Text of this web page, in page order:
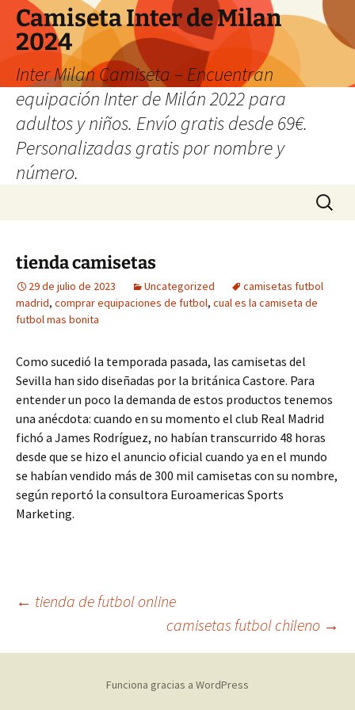
Camiseta Inter de Milan
2024
Inter Milan Camiseta – Encuentran
equipación Inter de Milán 2022 para
adultos y niños. Envío gratis desde 69€.
Personalizadas gratis por nombre y
número.
Buscar:
tienda camisetas
29 de julio de 2023 Uncategorized
camisetas futbol
madrid, comprar equipaciones de futbol, cual es la camiseta de
futbol mas bonita
Como sucedió la temporada pasada, las camisetas del
Sevilla han sido diseñadas por la británica Castore. Para
entender un poco la demanda de estos productos tenemos
una anécdota: cuando en su momento el club Real Madrid
fichó a James Rodríguez, no habían transcurrido 48 horas
desde que se hizo el anuncio oficial cuando ya en el mundo
se habían vendido más de 300 mil camisetas con su nombre,
según reportó la consultora Euroamericas Sports
Marketing.
Navegación
de
← tienda de futbol online
camisetas futbol chileno →
Funciona gracias a WordPress